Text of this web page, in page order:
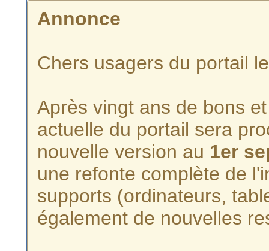
Annonce
Chers usagers du portail
Après vingt ans de bons
actuelle du portail sera
nouvelle version au 1er
une refonte complète de
supports (ordinateurs,
également de nouvelles